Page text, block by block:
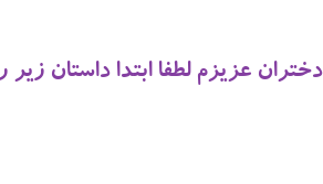
دختران عزیزم لطفا ابتدا داستان زیر